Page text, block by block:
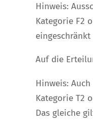
Hinweis:
Kategorie F2
eingeschränkt
Auf die
Hinweis:
Kategorie T2
Das gleiche